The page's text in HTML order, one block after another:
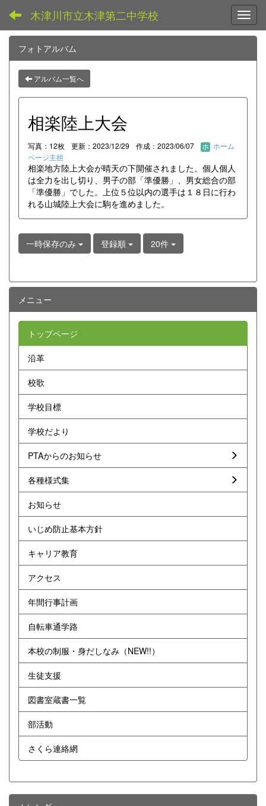
木津川市立木津第二中学校
フォトアルバム
アルバム一覧へ
相楽陸上大会
写真：12枚 更新：2023/12/29 作成：2023/06/07
ホーム
ページ主担
相楽地方陸上大会が晴天の下開催されました。個人個人
は全力を出し切り、男子の部「準優勝」、男女総合の部
「準優勝」でした。上位５位以内の選手は１８日に行わ
れる山城陸上大会に駒を進めました。
一時保存のみ 登録順 20件
メニュー
トップページ
沿革
校歌
学校目標
学校だより
PTAからのお知らせ
各種様式集
お知らせ
いじめ防止基本方針
キャリア教育
アクセス
年間行事計画
自転車通学路
本校の制服・身だしなみ（NEW!!）
生徒支援
図書室蔵書一覧
部活動
さくら連絡網